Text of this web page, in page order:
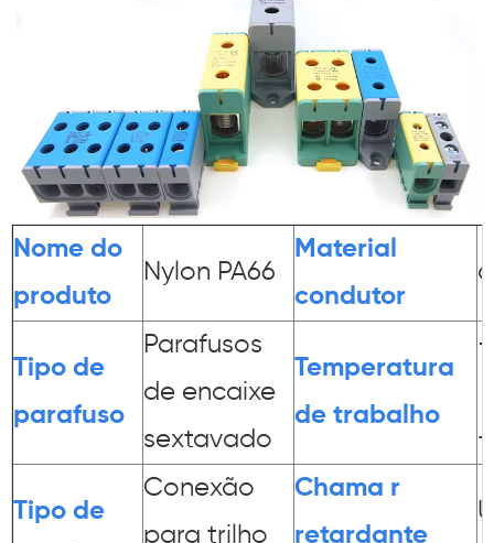
Nome do
produto
Nylon PA66
Material
condutor
Tipo de
parafuso
Parafusos
de encaixe
sextavado
Temperatura
de trabalho
Tipo de
Conexão
para trilho
Chama r
retardante